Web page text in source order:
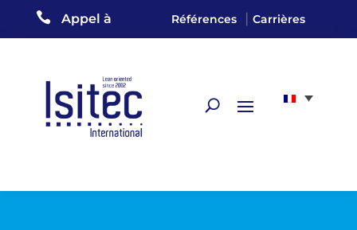
 Appel à Références |Carrières